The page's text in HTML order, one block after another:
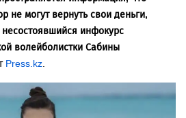
не могут вернуть свои деньги,
инфокурс
волейболистки Сабины
Press.kz.